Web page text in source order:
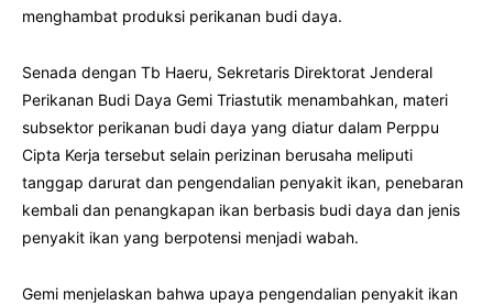
menghambat produksi perikanan budi daya.
Senada dengan Tb Haeru, Sekretaris Direktorat Jenderal
Perikanan Budi Daya Gemi Triastutik menambahkan, materi
subsektor perikanan budi daya yang diatur dalam Perppu
Cipta Kerja tersebut selain perizinan berusaha meliputi
tanggap darurat dan pengendalian penyakit ikan, penebaran
kembali dan penangkapan ikan berbasis budi daya dan jenis
penyakit ikan yang berpotensi menjadi wabah.
Gemi menjelaskan bahwa upaya pengendalian penyakit ikan